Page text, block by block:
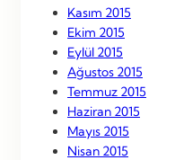
Kasım 2015
Ekim 2015
Eylül 2015
Ağustos 2015
Temmuz 2015
Haziran 2015
Mayıs 2015
Nisan 2015